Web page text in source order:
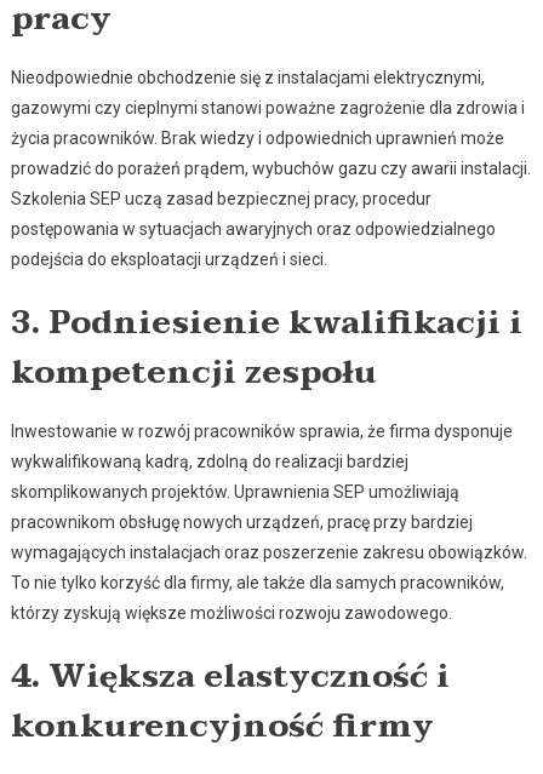
pracy
Nieodpowiednie obchodzenie się z instalacjami elektrycznymi,
gazowymi czy cieplnymi stanowi poważne zagrożenie dla zdrowia i
życia pracowników. Brak wiedzy i odpowiednich uprawnień może
prowadzić do porażeń prądem, wybuchów gazu czy awarii instalacji.
Szkolenia SEP uczą zasad bezpiecznej pracy, procedur
postępowania w sytuacjach awaryjnych oraz odpowiedzialnego
podejścia do eksploatacji urządzeń i sieci.
3. Podniesienie kwalifikacji i
kompetencji zespołu
Inwestowanie w rozwój pracowników sprawia, że firma dysponuje
wykwalifikowaną kadrą, zdolną do realizacji bardziej
skomplikowanych projektów. Uprawnienia SEP umożliwiają
pracownikom obsługę nowych urządzeń, pracę przy bardziej
wymagających instalacjach oraz poszerzenie zakresu obowiązków.
To nie tylko korzyść dla firmy, ale także dla samych pracowników,
którzy zyskują większe możliwości rozwoju zawodowego.
4. Większa elastyczność i
konkurencyjność firmy